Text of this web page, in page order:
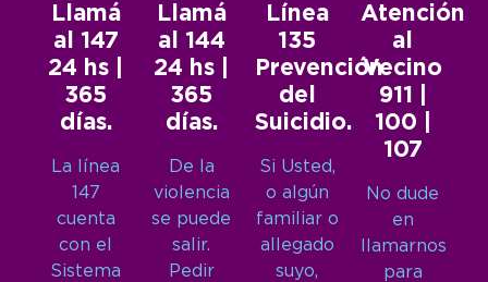
Llamá
al 147
24 hs |
365
días.
La línea
147
cuenta
con el
Sistema
Llamá
al 144
24 hs |
365
días.
De la
violencia
se puede
salir.
Pedir
Línea
135
Prevención
del
Suicidio.
Si Usted,
o algún
familiar o
allegado
suyo,
Atención
al
Vecino
911 |
100 |
107
No dude
en
llamarnos
para